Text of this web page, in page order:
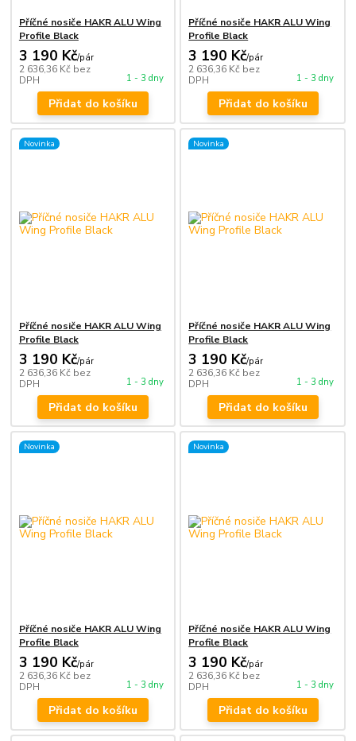
Příčné nosiče HAKR ALU Wing
Profile Black
3 190 Kč/pár
2 636,36 Kč bez
DPH
1 - 3 dny
Přidat do košíku
Příčné nosiče HAKR ALU Wing
Profile Black
3 190 Kč/pár
2 636,36 Kč bez
DPH
1 - 3 dny
Přidat do košíku
Novinka
Příčné nosiče HAKR ALU Wing
Profile Black
3 190 Kč/pár
2 636,36 Kč bez
DPH
1 - 3 dny
Přidat do košíku
Novinka
Příčné nosiče HAKR ALU Wing
Profile Black
3 190 Kč/pár
2 636,36 Kč bez
DPH
1 - 3 dny
Přidat do košíku
Novinka
Příčné nosiče HAKR ALU Wing
Profile Black
3 190 Kč/pár
2 636,36 Kč bez
DPH
1 - 3 dny
Přidat do košíku
Novinka
Příčné nosiče HAKR ALU Wing
Profile Black
3 190 Kč/pár
2 636,36 Kč bez
DPH
1 - 3 dny
Přidat do košíku